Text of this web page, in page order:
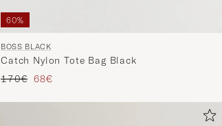
60%
BOSS BLACK
Catch Nylon Tote Bag Black
Reguliere prijs
170€ Verlaagd prijs
68€